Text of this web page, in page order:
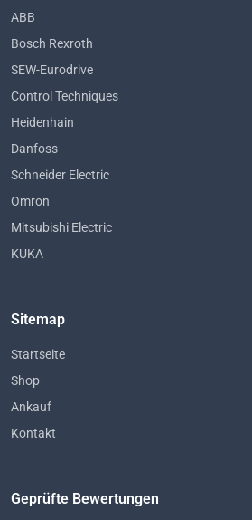
ABB
Bosch Rexroth
SEW-Eurodrive
Control Techniques
Heidenhain
Danfoss
Schneider Electric
Omron
Mitsubishi Electric
KUKA
Sitemap
Startseite
Shop
Ankauf
Kontakt
Geprüfte Bewertungen